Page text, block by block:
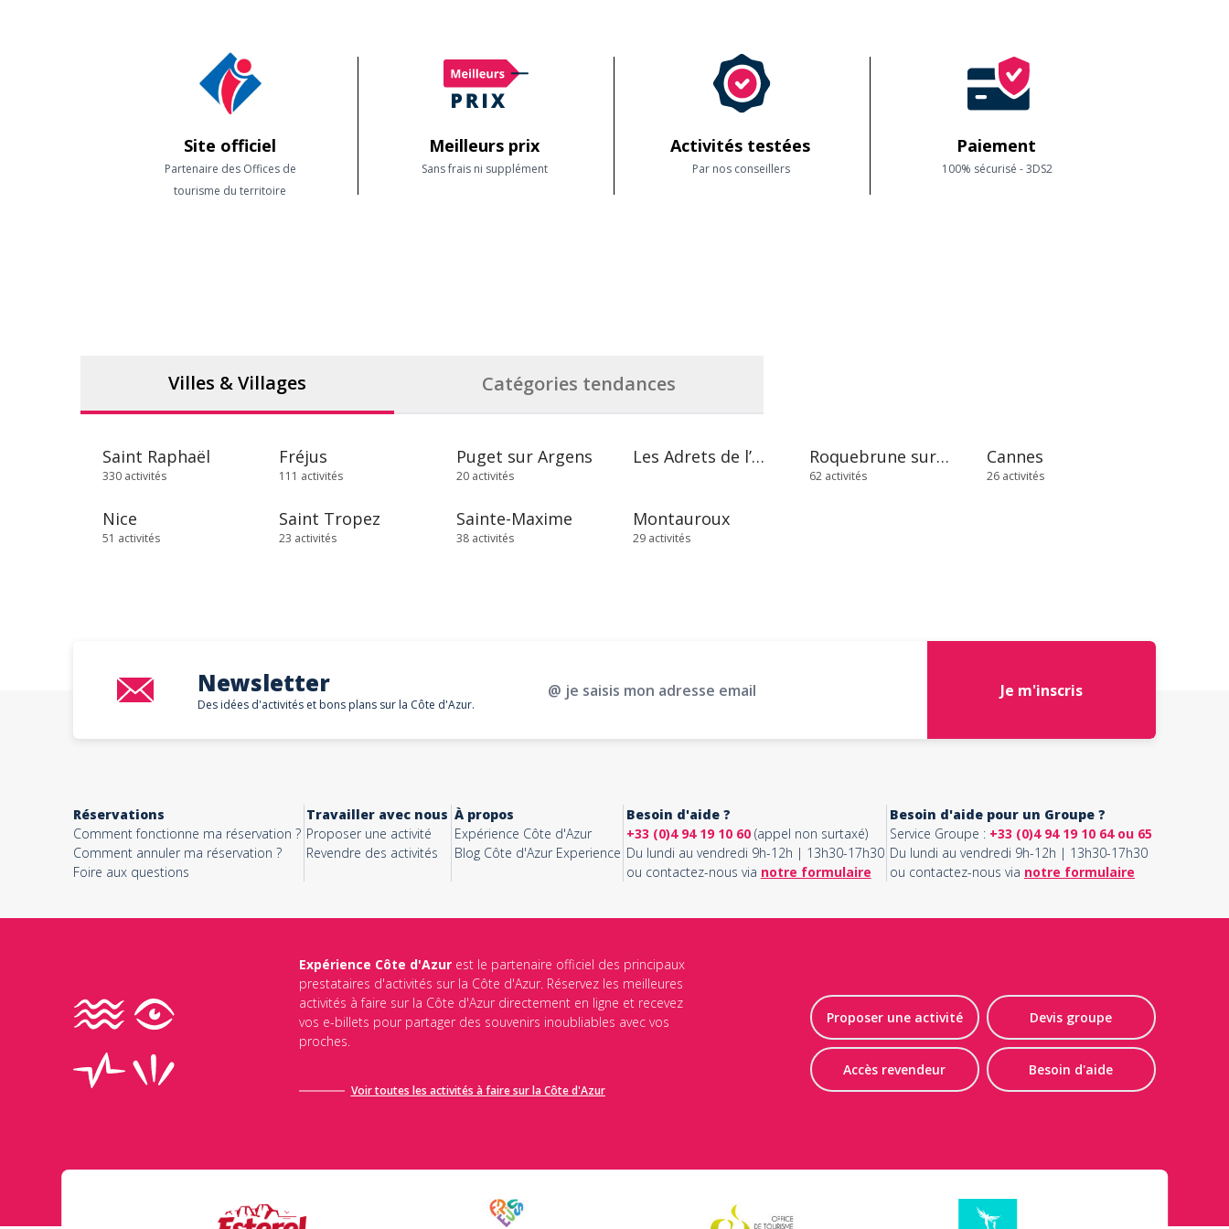
Site officiel
Partenaire des Offices de
tourisme du territoire
Meilleurs prix
Sans frais ni supplément
Activités testées
Par nos conseillers
Paiement
100% sécurisé - 3DS2
Villes & Villages Catégories tendances
Saint Raphaël
330 activités
Fréjus
111 activités
Puget sur Argens
20 activités
Les Adrets de l’Estérel Roquebrune sur Argens
62 activités
Cannes
26 activités
Nice
51 activités
Saint Tropez
23 activités
Sainte-Maxime
38 activités
Montauroux
29 activités
Newsletter
Des idées d'activités et bons plans sur la Côte d'Azur.
@ je saisis mon adresse email Je m'inscris
Réservations
Comment fonctionne ma réservation ?
Comment annuler ma réservation ?
Foire aux questions
Travailler avec nous
Proposer une activité
Revendre des activités
À propos
Expérience Côte d'Azur
Blog Côte d'Azur Experience
Besoin d'aide ?
+33 (0)4 94 19 10 60(appel non surtaxé)
Du lundi au vendredi 9h-12h | 13h30-17h30
ou contactez-nous via notre formulaire
Besoin d'aide pour un Groupe ?
Service Groupe : +33 (0)4 94 19 10 64 ou 65
Du lundi au vendredi 9h-12h | 13h30-17h30
ou contactez-nous via notre formulaire
Expérience Côte d'Azurest le partenaire officiel des principaux
prestataires d'activités sur la Côte d'Azur. Réservez les meilleures
activités à faire sur la Côte d'Azur directement en ligne et recevez
vos e-billets pour partager des souvenirs inoubliables avec vos
proches.
Voir toutes les activités à faire sur la Côte d'Azur
Proposer une activité Devis groupe
Accès revendeur Besoin d'aide